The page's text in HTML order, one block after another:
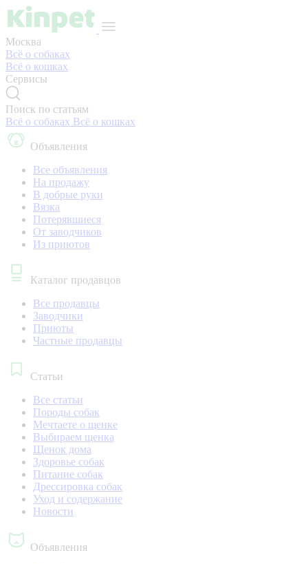
Москва
Всё о собаках
Всё о кошках
Сервисы
Поиск по статьям
Всё о собаках Всё о кошках
Объявления
Все объявления
На продажу
В добрые руки
Вязка
Потерявшиеся
От заводчиков
Из приютов
Каталог продавцов
Все продавцы
Заводчики
Приюты
Частные продавцы
Статьи
Все статьи
Породы собак
Мечтаете о щенке
Выбираем щенка
Щенок дома
Здоровье собак
Питание собак
Дрессировка собак
Уход и содержание
Новости
Объявления